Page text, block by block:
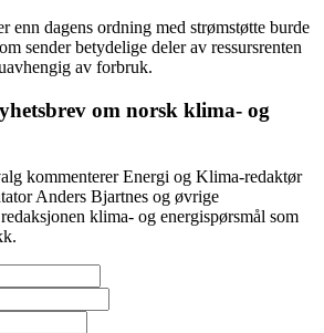
enn dagens ordning med strømstøtte burde
sender betydelige deler av ressursrenten
av forbruk.
om norsk klima- og
kommenterer Energi og Klima-redaktør
Anders Bjartnes og øvrige
klima- og energispørsmål som